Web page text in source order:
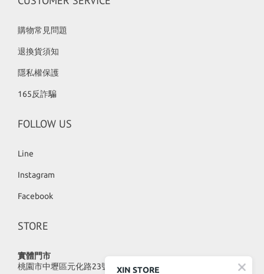
購物常見問題
退換貨須知
隱私權保護
165反詐騙
FOLLOW US
Line
Instagram
Facebook
STORE
實體門市
桃園市中壢區元化路23號
XIN STORE